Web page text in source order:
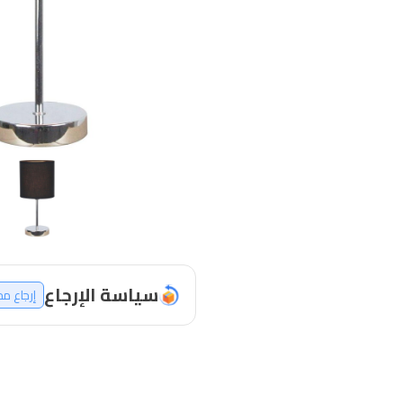
سياسة الإرجاع إرجاع